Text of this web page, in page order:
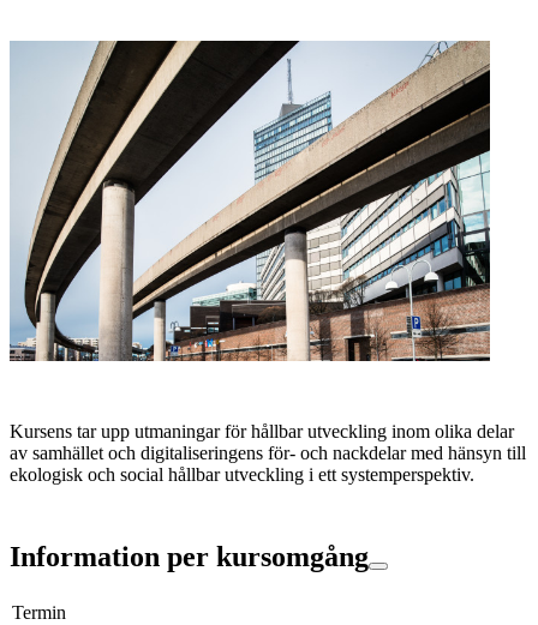
Kursens tar upp utmaningar för hållbar utveckling inom olika delar
av samhället och digitaliseringens för- och nackdelar med hänsyn till
ekologisk och social hållbar utveckling i ett systemperspektiv.
Information per kursomgång
Termin